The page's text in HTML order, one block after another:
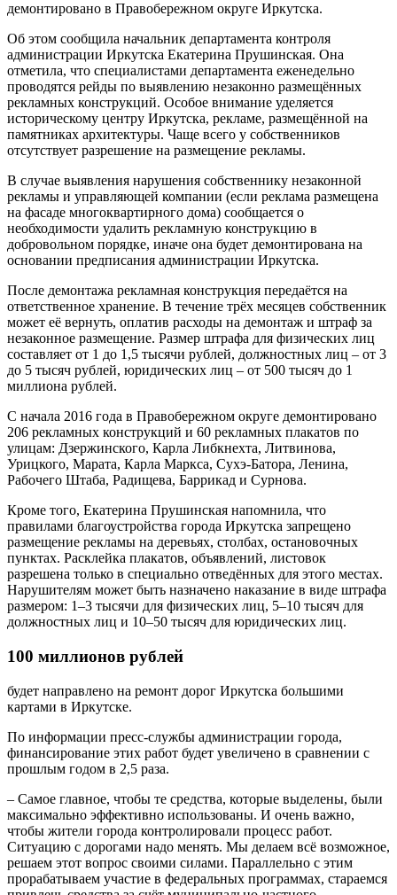
демонтировано в Правобережном округе Иркутска.
Об этом сообщила начальник департамента контроля
администрации Иркутска Екатерина Прушинская. Она
отметила, что специалистами департамента еженедельно
проводятся рейды по выявлению незаконно размещённых
рекламных конструкций. Особое внимание уделяется
историческому центру Иркутска, рекламе, размещённой на
памятниках архитектуры. Чаще всего у собственников
отсутствует разрешение на размещение рекламы.
В случае выявления нарушения собственнику незаконной
рекламы и управляющей компании (если реклама размещена
на фасаде многоквартирного дома) сообщается о
необходимости удалить рекламную конструкцию в
добровольном порядке, иначе она будет демонтирована на
основании предписания администрации Иркутска.
После демонтажа рекламная конструкция передаётся на
ответственное хранение. В течение трёх месяцев собственник
может её вернуть, оплатив расходы на демонтаж и штраф за
незаконное размещение. Размер штрафа для физических лиц
составляет от 1 до 1,5 тысячи рублей, должностных лиц – от 3
до 5 тысяч рублей, юридических лиц – от 500 тысяч до 1
миллиона рублей.
С начала 2016 года в Правобережном округе демонтировано
206 рекламных конструкций и 60 рекламных плакатов по
улицам: Дзержинского, Карла Либкнехта, Литвинова,
Урицкого, Марата, Карла Маркса, Сухэ-Батора, Ленина,
Рабочего Штаба, Радищева, Баррикад и Сурнова.
Кроме того, Екатерина Прушинская напомнила, что
правилами благоустройства города Иркутска запрещено
размещение рекламы на деревьях, столбах, остановочных
пунктах. Расклейка плакатов, объявлений, листовок
разрешена только в специально отведённых для этого местах.
Нарушителям может быть назначено наказание в виде штрафа
размером: 1–3 тысячи для физических лиц, 5–10 тысяч для
должностных лиц и 10–50 тысяч для юридических лиц.
100 миллионов рублей
будет направлено на ремонт дорог Иркутска большими
картами в Иркутске.
По информации пресс-службы администрации города,
финансирование этих работ будет увеличено в сравнении с
прошлым годом в 2,5 раза.
– Самое главное, чтобы те средства, которые выделены, были
максимально эффективно использованы. И очень важно,
чтобы жители города контролировали процесс работ.
Ситуацию с дорогами надо менять. Мы делаем всё возможное,
решаем этот вопрос своими силами. Параллельно с этим
прорабатываем участие в федеральных программах, стараемся